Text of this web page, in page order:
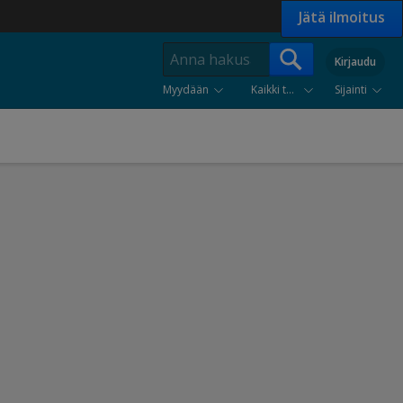
Jätä ilmoitus
Kirjaudu
Myydään
Kaikki tuoteryhmät Sijainti